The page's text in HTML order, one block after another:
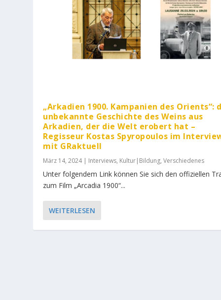
„Arkadien 1900. Kampanien des Orients“:
unbekannte Geschichte des Weins aus
Arkadien, der die Welt erobert hat –
Regisseur Kostas Spyropoulos im
mit GRaktuell
März 14, 2024| Interviews, Kultur|Bildung,Verschiedenes
Unter folgendem Link können Sie sich den offiziellen
zum Film „Arcadia 1900“...
WEITERLESEN